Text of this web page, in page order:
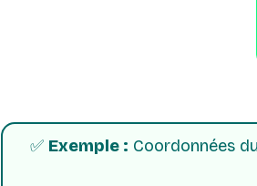
✅ Exemple : Coordonnées